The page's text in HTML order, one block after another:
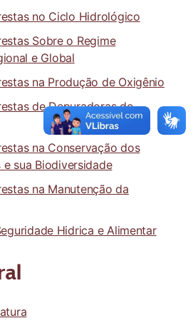
no Ciclo Hidrológico
Sobre o Regime
e Global
na Produção de Oxigênio
de Depuradoras de
na Conservação dos
sua Biodiversidade
na Manutenção da
Hidrica e Alimentar